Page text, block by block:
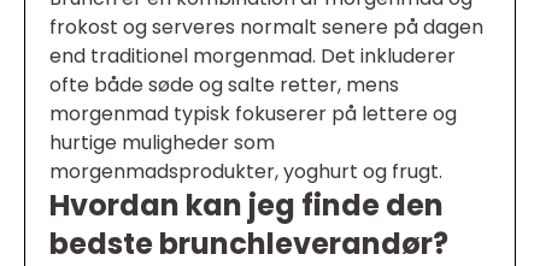
frokost og serveres normalt senere på dagen
end traditionel morgenmad. Det inkluderer
ofte både søde og salte retter, mens
morgenmad typisk fokuserer på lettere og
hurtige muligheder som
morgenmadsprodukter, yoghurt og frugt.
Hvordan kan jeg finde den
bedste brunchleverandør?